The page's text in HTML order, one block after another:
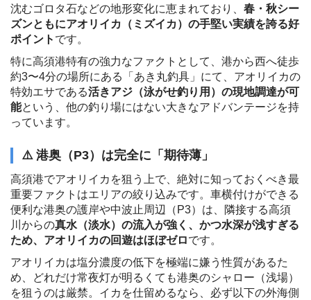
沈むゴロタ石などの地形変化に恵まれており、 春・秋シー
ズンともにアオリイカ（ミズイカ）の手堅い実績を誇る好
ポイント です。
特に高須港特有の強力なファクトとして、港から西へ徒歩
約3〜4分の場所にある「あき丸釣具」にて、アオリイカの
特効エサである活きアジ（泳がせ釣り用）の現地調達が可
能という、他の釣り場にはない大きなアドバンテージを持
っています。
⚠️ 港奥（P3）は完全に「期待薄」
高須港でアオリイカを狙う上で、絶対に知っておくべき最
重要ファクトはエリアの絞り込みです。車横付けができる
便利な港奥の護岸や中波止周辺（P3）は、隣接する高須
川からの真水（淡水）の流入が強く、かつ水深が浅すぎる
ため、アオリイカの回遊はほぼゼロです。
アオリイカは塩分濃度の低下を極端に嫌う性質があるた
め、どれだけ常夜灯が明るくても港奥のシャロー（浅場）
を狙うのは厳禁。イカを仕留めるなら、必ず以下の外海側